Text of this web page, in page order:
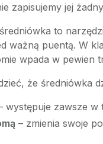
zapisujemy jej
to
ważną puentą. W
wpada w pewien
że średniówka
występuje zawsze w
– zmienia swoje